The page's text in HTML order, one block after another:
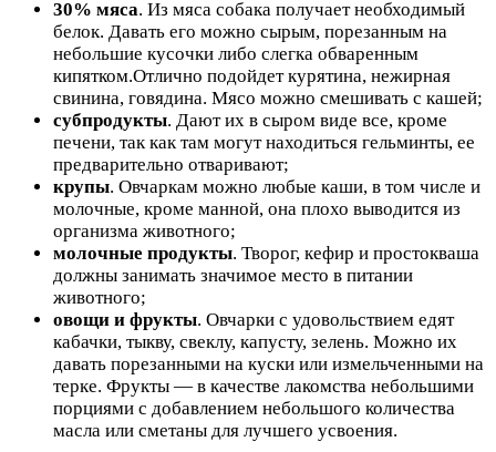
30% мяса. Из мяса собака получает необходимый
белок. Давать его можно сырым, порезанным на
небольшие кусочки либо слегка обваренным
кипятком.Отлично подойдет курятина, нежирная
свинина, говядина. Мясо можно смешивать с кашей;
субпродукты. Дают их в сыром виде все, кроме
печени, так как там могут находиться гельминты, ее
предварительно отваривают;
крупы. Овчаркам можно любые каши, в том числе и
молочные, кроме манной, она плохо выводится из
организма животного;
молочные продукты. Творог, кефир и простокваша
должны занимать значимое место в питании
животного;
овощи и фрукты. Овчарки с удовольствием едят
кабачки, тыкву, свеклу, капусту, зелень. Можно их
давать порезанными на куски или измельченными на
терке. Фрукты — в качестве лакомства небольшими
порциями с добавлением небольшого количества
масла или сметаны для лучшего усвоения.